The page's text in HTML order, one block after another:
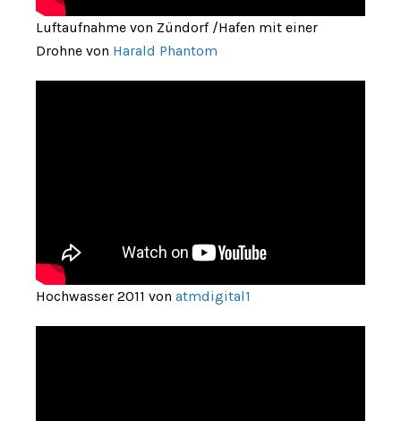
Luftaufnahme von Zündorf /Hafen mit einer
Drohne von Harald Phantom
Hochwasser 2011 von atmdigital1